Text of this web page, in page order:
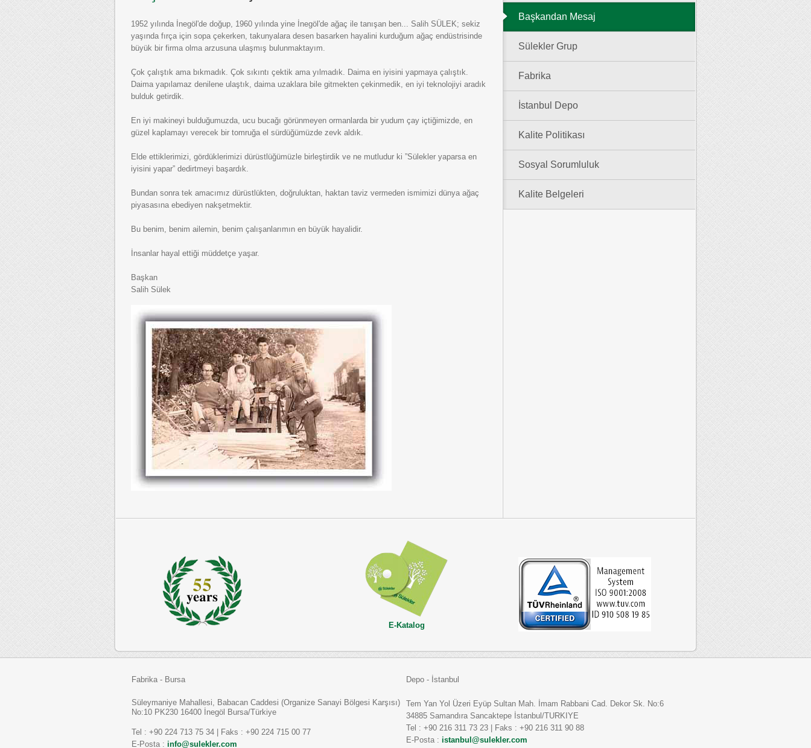
1952 yılında İnegöl'de doğup, 1960 yılında yine İnegöl'de ağaç ile tanışan ben... Salih SÜLEK; sekiz
yaşında fırça için sopa çekerken, takunyalara desen basarken hayalini kurduğum ağaç endüstrisinde
büyük bir firma olma arzusuna ulaşmış bulunmaktayım.
Çok çalıştık ama bıkmadık. Çok sıkıntı çektik ama yılmadık. Daima en iyisini yapmaya çalıştık.
Daima yapılamaz denilene ulaştık, daima uzaklara bile gitmekten çekinmedik, en iyi teknolojiyi aradık
bulduk getirdik.
En iyi makineyi bulduğumuzda, ucu bucağı görünmeyen ormanlarda bir yudum çay içtiğimizde, en
güzel kaplamayı verecek bir tomruğa el sürdüğümüzde zevk aldık.
Elde ettiklerimizi, gördüklerimizi dürüstlüğümüzle birleştirdik ve ne mutludur ki ”Sülekler yaparsa en
iyisini yapar” dedirtmeyi başardık.
Bundan sonra tek amacımız dürüstlükten, doğruluktan, haktan taviz vermeden ismimizi dünya ağaç
piyasasına ebediyen nakşetmektir.
Bu benim, benim ailemin, benim çalışanlarımın en büyük hayalidir.
İnsanlar hayal ettiği müddetçe yaşar.
Başkan
Salih Sülek
Başkandan Mesaj
Sülekler Grup
Fabrika
İstanbul Depo
Kalite Politikası
Sosyal Sorumluluk
Kalite Belgeleri
E-Katalog
Fabrika - Bursa
Süleymaniye Mahallesi, Babacan Caddesi (Organize Sanayi Bölgesi Karşısı)
No:10 PK230 16400 İnegöl Bursa/Türkiye
Tel : +90 224 713 75 34 | Faks : +90 224 715 00 77
E-Posta : info@sulekler.com
Depo - İstanbul
Tem Yan Yol Üzeri Eyüp Sultan Mah. İmam Rabbani Cad. Dekor Sk. No:6
34885 Samandıra Sancaktepe İstanbul/TURKIYE
Tel : +90 216 311 73 23 | Faks : +90 216 311 90 88
E-Posta : istanbul@sulekler.com